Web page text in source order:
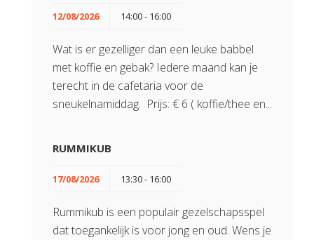
12/08/2026 14:00 - 16:00
Wat is er gezelliger dan een leuke babbel
met koffie en gebak? Iedere maand kan je
terecht in de cafetaria voor de
sneukelnamiddag. Prijs: € 6 ( koffie/thee en...
RUMMIKUB
17/08/2026 13:30 - 16:00
Rummikub is een populair gezelschapsspel
dat toegankelijk is voor jong en oud. Wens je